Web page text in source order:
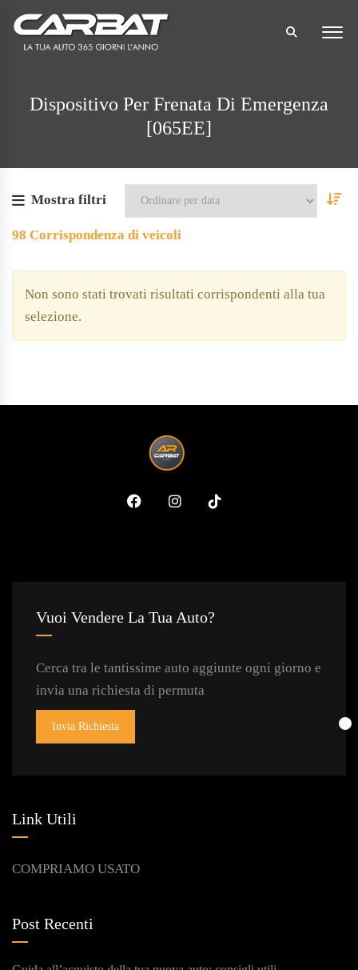
Dispositivo Per Frenata Di Emergenza
[065EE]
Mostra filtri
98 Corrispondenza di veicoli
Non sono stati trovati risultati corrispondenti alla tua
selezione.
Vuoi Vendere La Tua Auto?
Cerca tra le tantissime auto aggiunte ogni giorno e
invia una richiesta di permuta
Invia Richiesta
Link Utili
COMPRIAMO USATO
Post Recenti